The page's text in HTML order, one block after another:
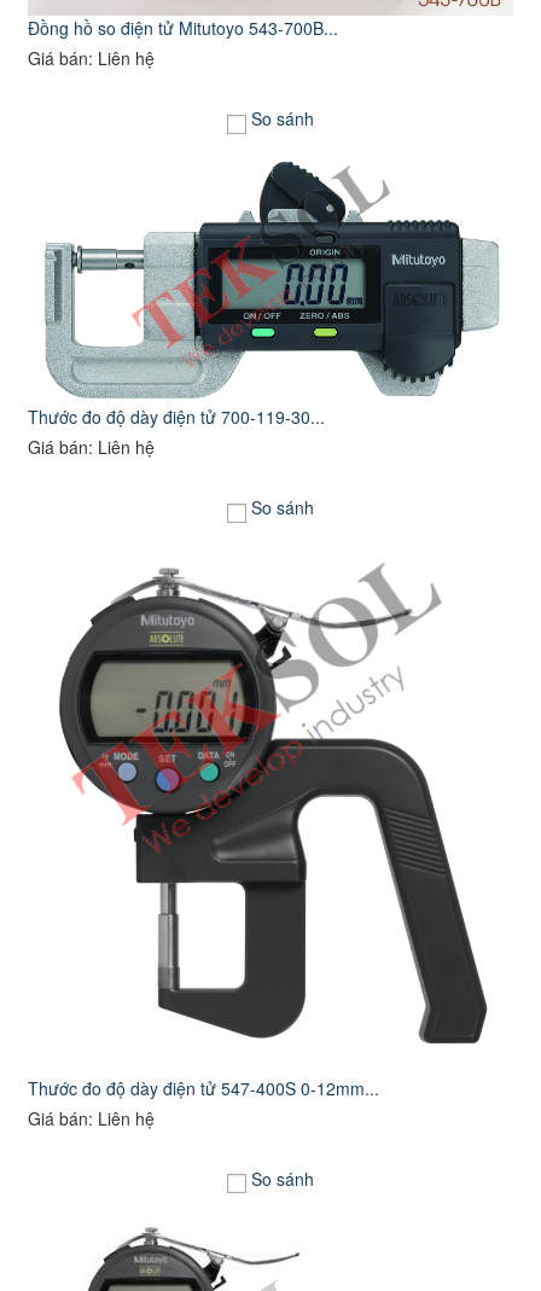
Đồng hồ so điện tử Mitutoyo 543-700B...
Giá bán: Liên hệ
So sánh
Thước đo độ dày điện tử 700-119-30...
Giá bán: Liên hệ
So sánh
Thước đo độ dày điện tử 547-400S 0-12mm...
Giá bán: Liên hệ
So sánh